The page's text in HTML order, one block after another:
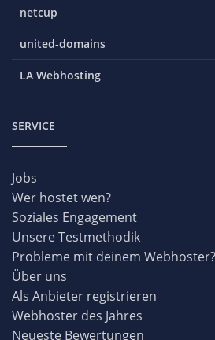
netcup
united-domains
LA Webhosting
SERVICE
Jobs
Wer hostet wen?
Soziales Engagement
Unsere Testmethodik
Probleme mit deinem Webhoster?
Über uns
Als Anbieter registrieren
Webhoster des Jahres
Neueste Bewertungen